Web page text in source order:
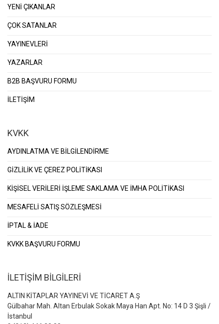
YENİ ÇIKANLAR
ÇOK SATANLAR
YAYINEVLERİ
YAZARLAR
B2B BAŞVURU FORMU
İLETİŞİM
KVKK
AYDINLATMA VE BİLGİLENDİRME
GİZLİLİK VE ÇEREZ POLİTİKASI
KİŞİSEL VERİLERİ İŞLEME SAKLAMA VE İMHA POLİTİKASI
MESAFELİ SATIŞ SÖZLEŞMESİ
İPTAL & İADE
KVKK BAŞVURU FORMU
İLETİŞİM BİLGİLERİ
ALTIN KİTAPLAR YAYINEVİ VE TİCARET A.Ş
Gülbahar Mah. Altan Erbulak Sokak Maya Han Apt. No: 14 D 3 Şişli /
İstanbul